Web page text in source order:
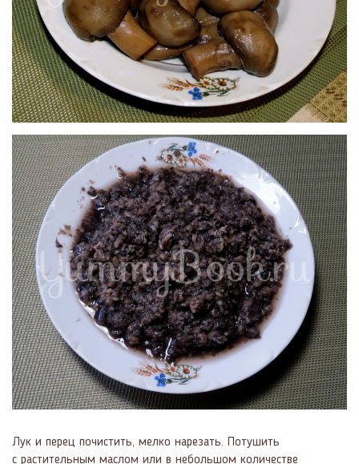
Лук и перец почистить, мелко нарезать. Потушить
с растительным маслом или в небольшом количестве